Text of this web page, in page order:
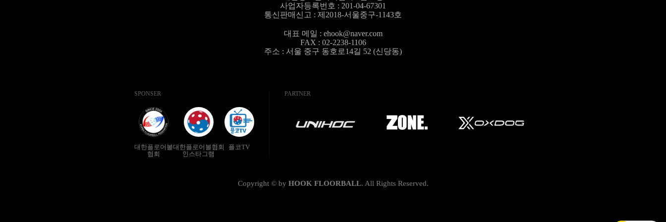
사업자등록번호 : 201-04-67301
통신판매신고 : 제2018-서울중구-1143호
대표 메일 : ehook@naver.com
FAX : 02-2238-1106
주소 : 서울 중구 동호로14길 52 (신당동)
SPONSER
대한플로어볼
협회
대한플로어볼협회
인스타그램
플코TV
PARTNER
Copyright © by HOOK FLOORBALL. All Rights Reserved.